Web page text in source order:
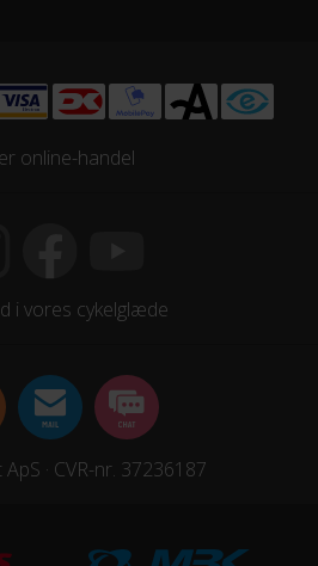
online-handel
i vores cykelglæde
· CVR-nr. 37236187